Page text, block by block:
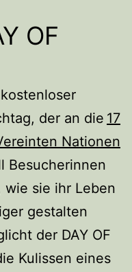
OF
der an die 17
Nationen
Besucherinnen
wie sie ihr Leben
gestalten
der DAY OF
Kulissen eines